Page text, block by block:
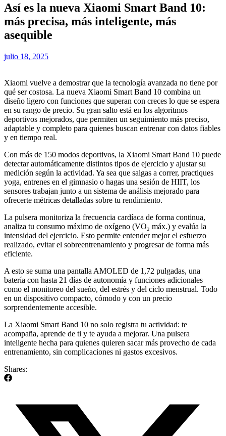
Así es la nueva Xiaomi Smart Band 10:
más precisa, más inteligente, más
asequible
julio 18, 2025
Xiaomi vuelve a demostrar que la tecnología avanzada no tiene por
qué ser costosa. La nueva Xiaomi Smart Band 10 combina un
diseño ligero con funciones que superan con creces lo que se espera
en su rango de precio. Su gran salto está en los algoritmos
deportivos mejorados, que permiten un seguimiento más preciso,
adaptable y completo para quienes buscan entrenar con datos fiables
y en tiempo real.
Con más de 150 modos deportivos, la Xiaomi Smart Band 10 puede
detectar automáticamente distintos tipos de ejercicio y ajustar su
medición según la actividad. Ya sea que salgas a correr, practiques
yoga, entrenes en el gimnasio o hagas una sesión de HIIT, los
sensores trabajan junto a un sistema de análisis mejorado para
ofrecerte métricas detalladas sobre tu rendimiento.
La pulsera monitoriza la frecuencia cardíaca de forma continua,
analiza tu consumo máximo de oxígeno (VO₂ máx.) y evalúa la
intensidad del ejercicio. Esto permite entender mejor el esfuerzo
realizado, evitar el sobreentrenamiento y progresar de forma más
eficiente.
A esto se suma una pantalla AMOLED de 1,72 pulgadas, una
batería con hasta 21 días de autonomía y funciones adicionales
como el monitoreo del sueño, del estrés y del ciclo menstrual. Todo
en un dispositivo compacto, cómodo y con un precio
sorprendentemente accesible.
La Xiaomi Smart Band 10 no solo registra tu actividad: te
acompaña, aprende de ti y te ayuda a mejorar. Una pulsera
inteligente hecha para quienes quieren sacar más provecho de cada
entrenamiento, sin complicaciones ni gastos excesivos.
Shares: